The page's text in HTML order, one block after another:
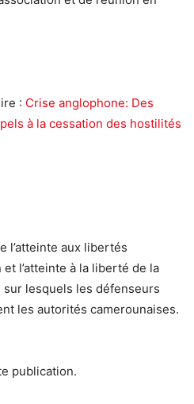
: Crise anglophone: Des
à la cessation des hostilités
l’atteinte aux libertés
l’atteinte à la liberté de la
lesquels les défenseurs
les autorités camerounaises.
publication.